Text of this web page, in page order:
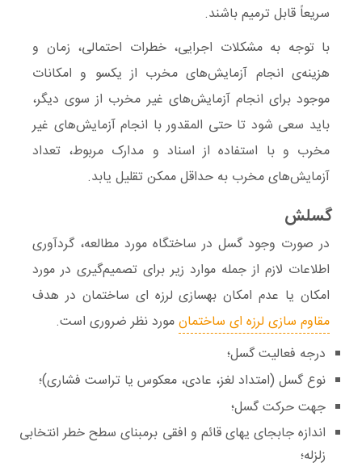
سریعاً قابلترمیمباشند.
با توجه به مشکلات اجرایی، خطرات احتمالی، زمان و
هزینه‌ی انجام آزمایش‌های مخرب از یکسو و امکانات
موجود برای انجامآزمایش‌های غیر مخرب از سوی دیگر،
باید سعی شود تا حتی المقدور با انجامآزمایش‌های غیر
مخرب و با استفاده از اسناد و مدارک مربوط، تعداد
آزمایش‌های مخرب به حداقل ممکن تقلیل یابد.
گسلش
در صورت وجود گسل در ساختگاه مورد مطالعه، گردآوری
اطلاعات لازم از جمله موارد زیر برای تصمیم‌گیری در مورد
امکان یا عدم امکان بهسازی لرزه ای ساختمان در هدف
مقاوم سازی لرزه ای ساختمانمورد نظر ضروری است.
‌درجه فعالیت گسل؛
‌نوع گسل (امتداد لغز، عادی، معکوس یا تراست فشاری)؛
‌جهت حرکت گسل؛
‌اندازه جابجای یهای قائم و افقی برمبنای سطح خطر انتخابی
زلزله؛